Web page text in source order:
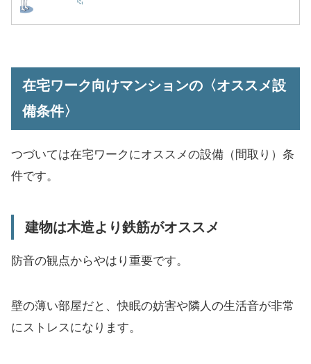
在宅ワーク向けマンションの〈オススメ設
備条件〉
つづいては在宅ワークにオススメの設備（間取り）条
件です。
建物は木造より鉄筋がオススメ
防音の観点からやはり重要です。
壁の薄い部屋だと、快眠の妨害や隣人の生活音が非常
にストレスになります。